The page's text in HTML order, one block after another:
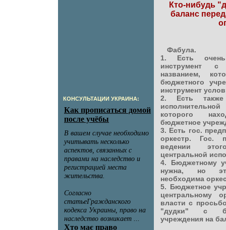
КОНСУЛЬТАЦИИ УКРАИНА:
Кто-нибудь
баланс
Фабула.
1. Есть
инструмент с
названием,
бюджетного
инструмент
2. Есть также
которого
бюджетное
3. Есть гос.
оркестр. Гос.
ведении
центральной
4. Бюджетному
нужна, но
необходима
5. Бюджетное
центральному
власти с
"дудки" с
учреждения на